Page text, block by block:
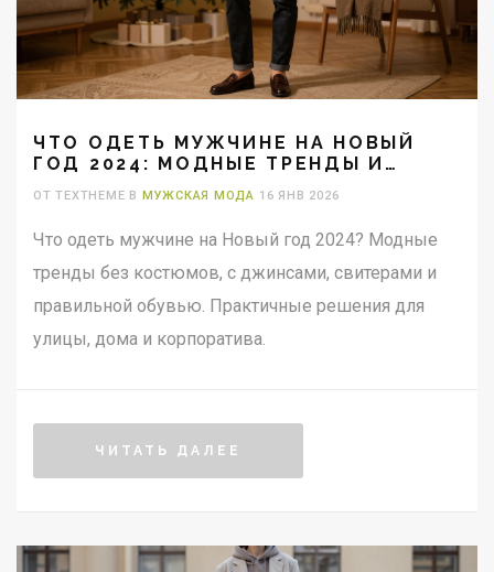
ЧТО ОДЕТЬ МУЖЧИНЕ НА НОВЫЙ
ГОД 2024: МОДНЫЕ ТРЕНДЫ И
ОТ TEXTHEME В МУЖСКАЯ МОДА 16 ЯНВ 2026
Что одеть мужчине на Новый год 2024? Модные
тренды без костюмов, с джинсами, свитерами и
правильной обувью. Практичные решения для
улицы, дома и корпоратива.
ЧИТАТЬ ДАЛЕЕ